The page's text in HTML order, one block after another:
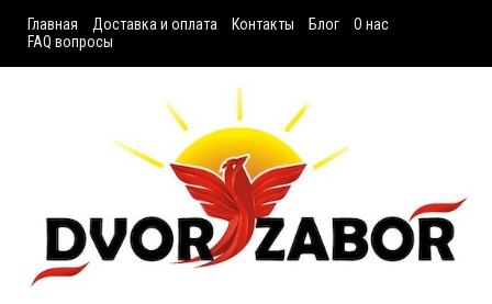
Главная Доставка и оплата Контакты Блог
О нас
FAQ вопросы